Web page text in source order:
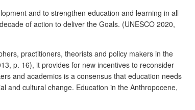
and to strengthen education and learning in all
of action to deliver the Goals. (UNESCO 2020,
practitioners, theorists and policy makers in the
p. 16), it provides for new incentives to reconsider
and academics is a consensus that education needs
and cultural change. Education in the Anthropocene,